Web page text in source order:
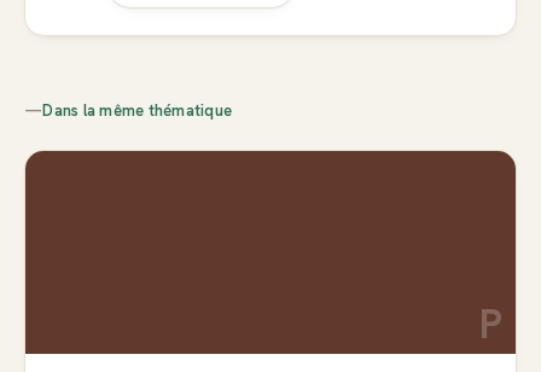
—Dans la même thématique
P